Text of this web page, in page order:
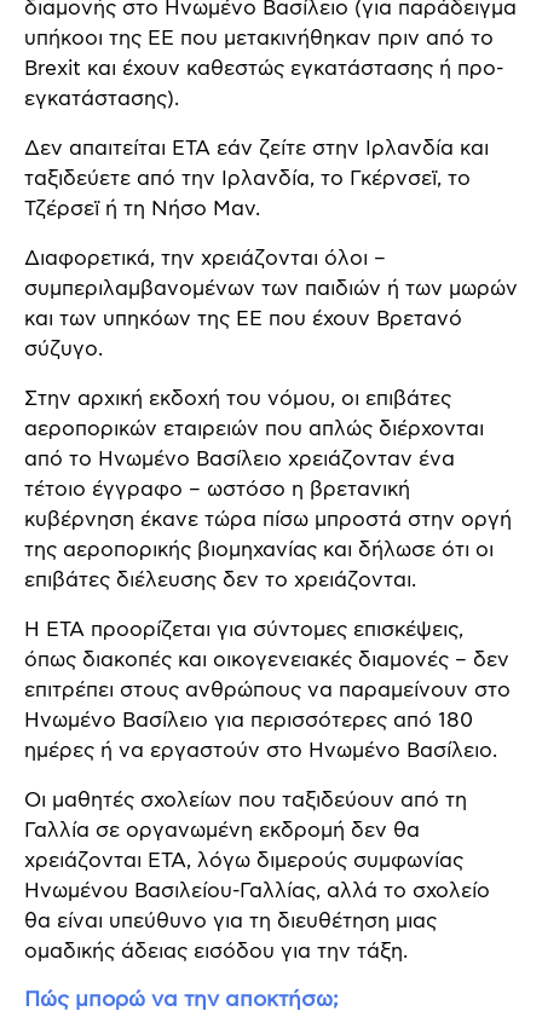
διαμονής στο Ηνωμένο Βασίλειο (για παράδειγμα
υπήκοοι της ΕΕ που μετακινήθηκαν πριν από το
Brexit και έχουν καθεστώς εγκατάστασης ή προ-
εγκατάστασης).
Δεν απαιτείται ETA εάν ζείτε στην Ιρλανδία και
ταξιδεύετε από την Ιρλανδία, το Γκέρνσεϊ, το
Τζέρσεϊ ή τη Νήσο Μαν.
Διαφορετικά, την χρειάζονται όλοι –
συμπεριλαμβανομένων των παιδιών ή των μωρών
και των υπηκόων της ΕΕ που έχουν Βρετανό
σύζυγο.
Στην αρχική εκδοχή του νόμου, οι επιβάτες
αεροπορικών εταιρειών που απλώς διέρχονται
από το Ηνωμένο Βασίλειο χρειάζονταν ένα
τέτοιο έγγραφο – ωστόσο η βρετανική
κυβέρνηση έκανε τώρα πίσω μπροστά στην οργή
της αεροπορικής βιομηχανίας και δήλωσε ότι οι
επιβάτες διέλευσης δεν το χρειάζονται.
Η ETA προορίζεται για σύντομες επισκέψεις,
όπως διακοπές και οικογενειακές διαμονές – δεν
επιτρέπει στους ανθρώπους να παραμείνουν στο
Ηνωμένο Βασίλειο για περισσότερες από 180
ημέρες ή να εργαστούν στο Ηνωμένο Βασίλειο.
Οι μαθητές σχολείων που ταξιδεύουν από τη
Γαλλία σε οργανωμένη εκδρομή δεν θα
χρειάζονται ETA, λόγω διμερούς συμφωνίας
Ηνωμένου Βασιλείου-Γαλλίας, αλλά το σχολείο
θα είναι υπεύθυνο για τη διευθέτηση μιας
ομαδικής άδειας εισόδου για την τάξη.
Πώς μπορώ να την αποκτήσω;